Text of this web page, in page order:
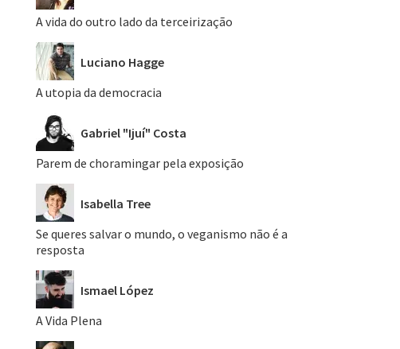
A vida do outro lado da terceirização
Luciano Hagge
A utopia da democracia
Gabriel "Ijuí" Costa
Parem de choramingar pela exposição
Isabella Tree
Se queres salvar o mundo, o veganismo não é a
resposta
Ismael López
A Vida Plena